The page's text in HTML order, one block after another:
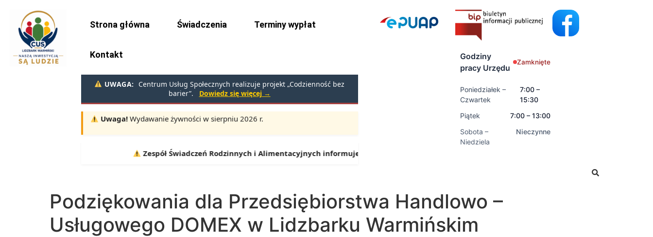
Strona główna Świadczenia Terminy wypłat
Kontakt
UWAGA:
Centrum Usług Społecznych realizuje projekt „Codzienność bez
barier”.
Dowiedz się więcej →
Uwaga!Wydawanie żywności w sierpniu 2026 r.
10.08, 11.08, 12.08 |
Zespół Świadczeń Rodzinnych i Alimentacyjnych informuje:Od 1 lipca można składać wnioski o świadczenia rodzinne oraz świadczenia z
Godziny
pracy Urzędu
Zamknięte
Poniedziałek –
Czwartek
7:00 –
15:30
Piątek
7:00 – 13:00
Sobota –
Niedziela
Nieczynne
Podziękowania dla Przedsiębiorstwa Handlowo –
Usługowego DOMEX w Lidzbarku Warmińskim